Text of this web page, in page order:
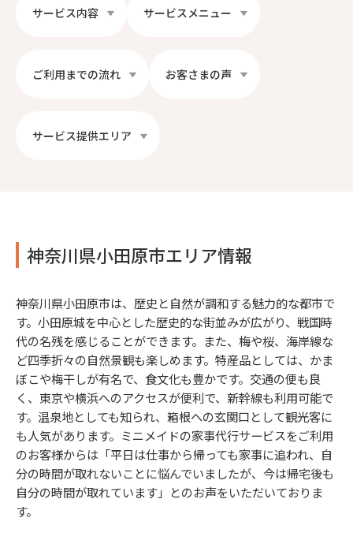
サービス内容 サービスメニュー
ご利用までの流れ お客さまの声
サービス提供エリア
神奈川県小田原市エリア情報
神奈川県小田原市は、歴史と自然が調和する魅力的な都市で
す。小田原城を中心とした歴史的な街並みが広がり、戦国時
代の名残を感じることができます。また、梅や桜、海岸線な
ど四季折々の自然景観も楽しめます。特産品としては、かま
ぼこや梅干しが有名で、食文化も豊かです。交通の便も良
く、東京や横浜へのアクセスが便利で、新幹線も利用可能で
す。温泉地としても知られ、箱根への玄関口として観光客に
も人気があります。ミニメイドの家事代行サービスをご利用
のお客様からは「平日は仕事から帰っても家事に追われ、自
分の時間が取れないことに悩んでいましたが、今は帰宅後も
自分の時間が取れています」とのお声をいただいておりま
す。